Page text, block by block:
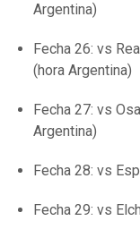
Argentina)
Fecha 26: vs
(hora Argentina)
Fecha 27: vs
Argentina)
Fecha 28: vs
Fecha 29: vs